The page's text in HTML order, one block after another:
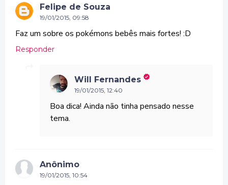
Felipe de Souza
19/01/2015, 09:58
Faz um sobre os pokémons bebês mais fortes! :D
Responder
Will Fernandes
19/01/2015, 12:40
Boa dica! Ainda não tinha pensado nesse
tema.
Anônimo
19/01/2015, 10:54